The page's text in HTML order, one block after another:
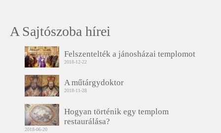
A Sajtószoba hírei
Felszentelték a jánosházai templomot
2018-12-22
A műtárgydoktor
2018-11-28
Hogyan történik egy templom
restaurálása?
2018-06-20